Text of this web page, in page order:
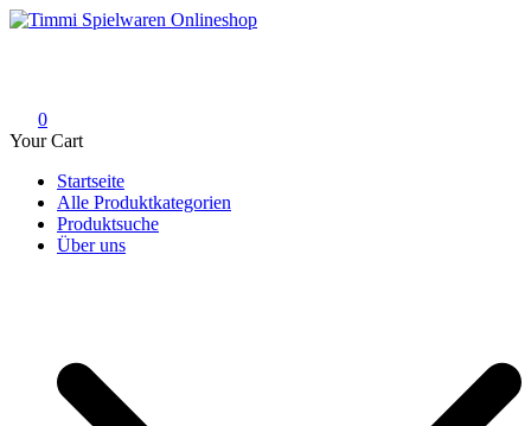
Skip
0
Your Cart
Startseite
Alle Produktkategorien
Produktsuche
Über uns